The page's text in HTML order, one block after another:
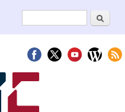
Formulario deBuscar